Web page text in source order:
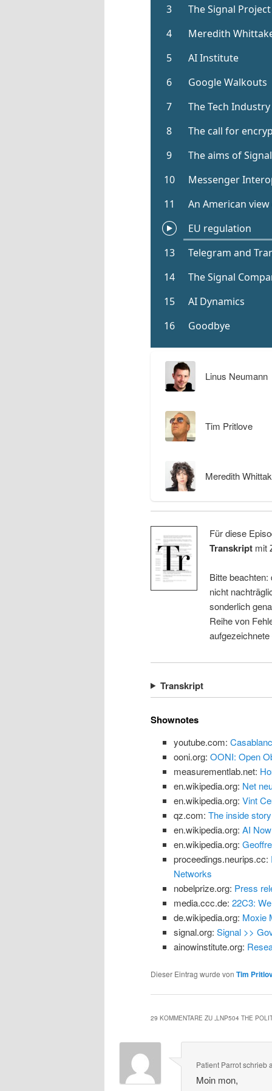
Linus Neumann
Tim Pritlove
Meredith
Für diese
Transkriptmit
Bitte
nicht
sonderlich
Reihe von
Transkript
Shownotes
youtube.com:
ooni.org: OONI: Open
measurementlab.net:
en.wikipedia.org: Net
en.wikipedia.org: Vint
qz.com: The inside
en.wikipedia.org: AI
en.wikipedia.org:
proceedings.neurips.cc:
Networks
nobelprize.org: Press
media.ccc.de: 22C3:
de.wikipedia.org: Moxie
signal.org: Signal >>
ainowinstitute.org:
Dieser Eintrag wurde von Tim
29 KOMMENTARE ZU „ LNP504 THE
Patient Parrotschrieb
Moin mon,